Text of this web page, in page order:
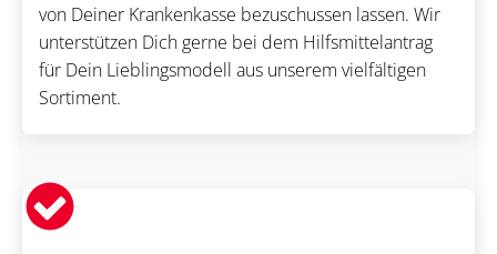
von Deiner Krankenkasse bezuschussen lassen. Wir
unterstützen Dich gerne bei dem Hilfsmittelantrag
für Dein Lieblingsmodell aus unserem vielfältigen
Sortiment.